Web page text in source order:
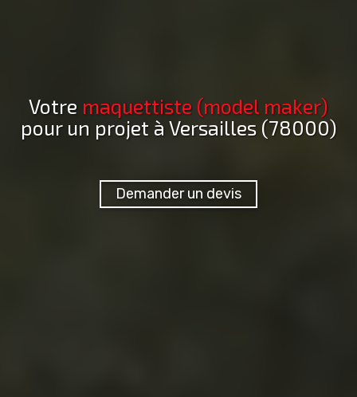
Votre maquettiste (model maker)
pour un projet à Versailles (78000)
Demander un devis